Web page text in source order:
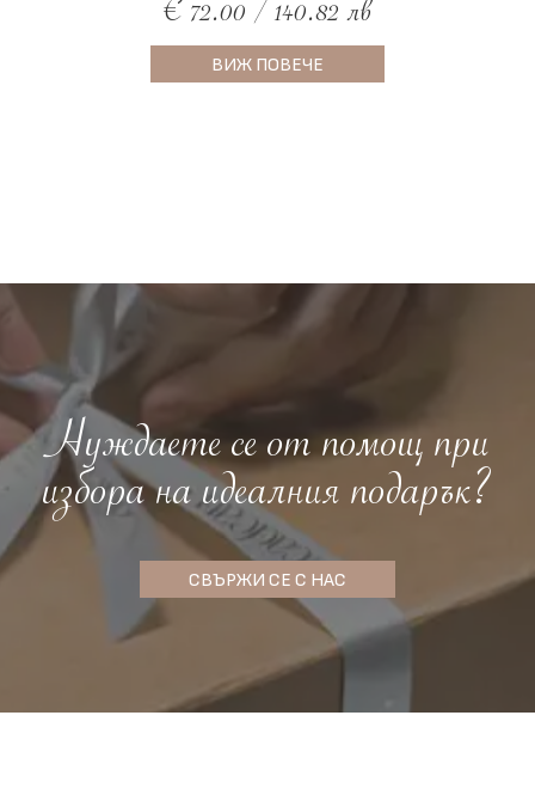
€ 72.00 / 140.82 лв
ВИЖ ПОВЕЧЕ
Нуждаете се от помощ при
избора на идеалния подарък?
СВЪРЖИ СЕ С НАС